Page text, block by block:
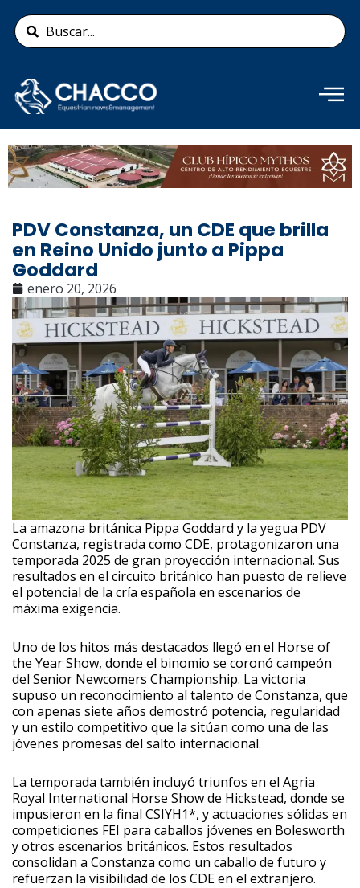
contenido
Search
...
Añade aquí tu texto de
cabecera
PDV Constanza, un CDE que brilla
en Reino Unido junto a Pippa
Goddard
enero 20, 2026
La amazona británica Pippa Goddard y la yegua PDV
Constanza, registrada como CDE, protagonizaron una
temporada 2025 de gran proyección internacional. Sus
resultados en el circuito británico han puesto de relieve
el potencial de la cría española en escenarios de
máxima exigencia.
Uno de los hitos más destacados llegó en el Horse of
the Year Show, donde el binomio se coronó campeón
del Senior Newcomers Championship. La victoria
supuso un reconocimiento al talento de Constanza, que
con apenas siete años demostró potencia, regularidad
y un estilo competitivo que la sitúan como una de las
jóvenes promesas del salto internacional.
La temporada también incluyó triunfos en el Agria
Royal International Horse Show de Hickstead, donde se
impusieron en la final CSIYH1*, y actuaciones sólidas en
competiciones FEI para caballos jóvenes en Bolesworth
y otros escenarios británicos. Estos resultados
consolidan a Constanza como un caballo de futuro y
refuerzan la visibilidad de los CDE en el extranjero.